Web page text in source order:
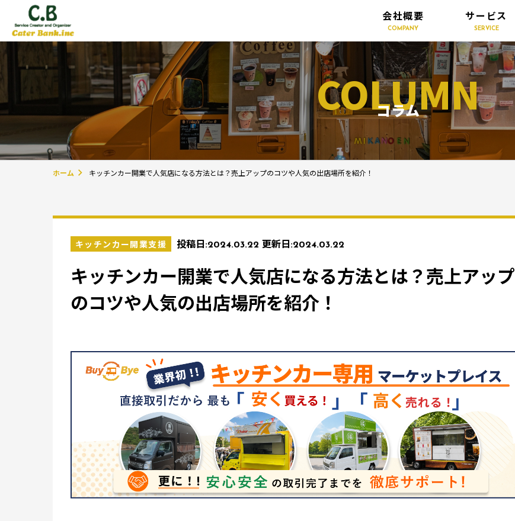
会社概要
COMPANY
サービス
SERVICE
COLUMN
コラム
ホーム キッチンカー開業で人気店になる方法とは？売上アップのコツや人気の出店場所を紹介！
キッチンカー開業支援 投稿日:2024.03.22 更新日:2024.03.22
キッチンカー開業で人気店になる方法とは？売上アップ
のコツや人気の出店場所を紹介！